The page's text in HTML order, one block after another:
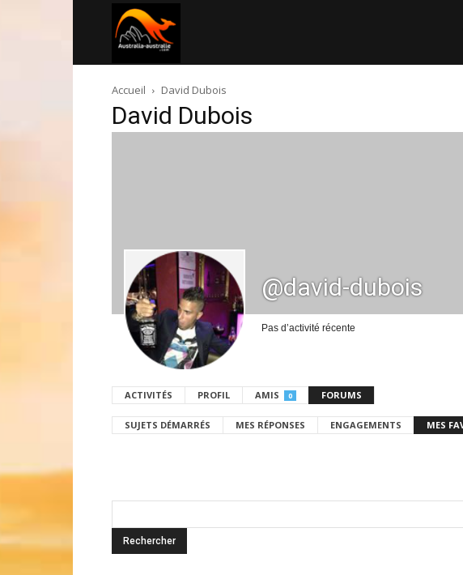
australie.com
Accueil David Dubois
David Dubois
@david-dubois
Pas d’activité récente
ACTIVITÉS PROFIL AMIS 0 FORUMS
SUJETS DÉMARRÉS MES RÉPONSES ENGAGEMENTS MES